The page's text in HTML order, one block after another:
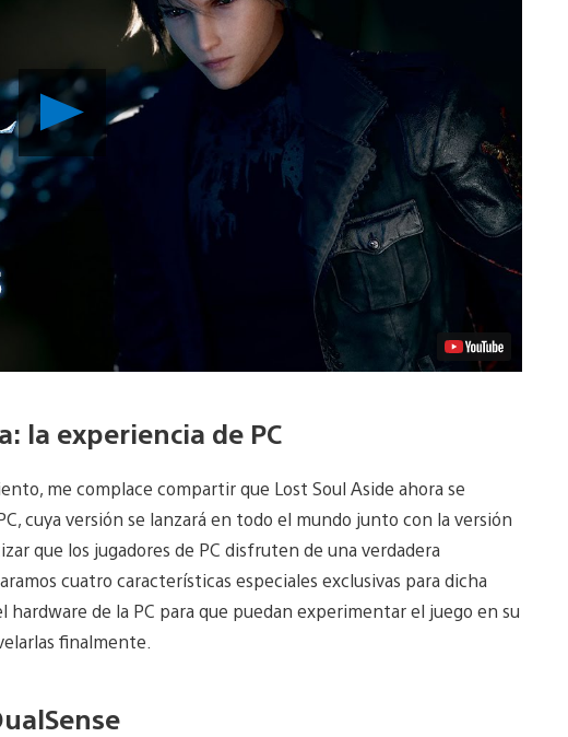
Reproducir
Video
la experiencia de PC
me complace compartir que Lost Soul Aside ahora se
cuya versión se lanzará en todo el mundo junto con la versión
que los jugadores de PC disfruten de una verdadera
cuatro características especiales exclusivas para dicha
de la PC para que puedan experimentar el juego en su
finalmente.